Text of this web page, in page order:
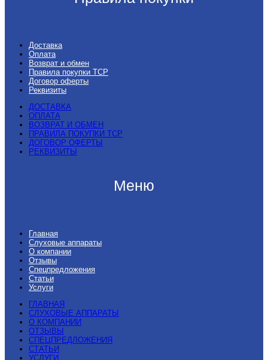
Доставка
Оплата
Возврат и обмен
Правила покупки ТСР
Договор оферты
Реквизиты
ДОСТАВКА
ОПЛАТА
ВОЗВРАТ И ОБМЕН
ПРАВИЛА ПОКУПКИ ТСР
ДОГОВОР ОФЕРТЫ
РЕКВИЗИТЫ
Меню
Главная
Слуховые аппараты
О компании
Отзывы
Спецпредложения
Статьи
Услуги
ГЛАВНАЯ
СЛУХОВЫЕ АППАРАТЫ
О КОМПАНИИ
ОТЗЫВЫ
СПЕЦПРЕДЛОЖЕНИЯ
СТАТЬИ
УСЛУГИ